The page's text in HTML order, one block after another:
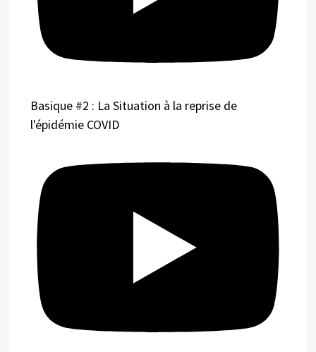
Basique #2 : La Situation à la reprise de
l'épidémie COVID